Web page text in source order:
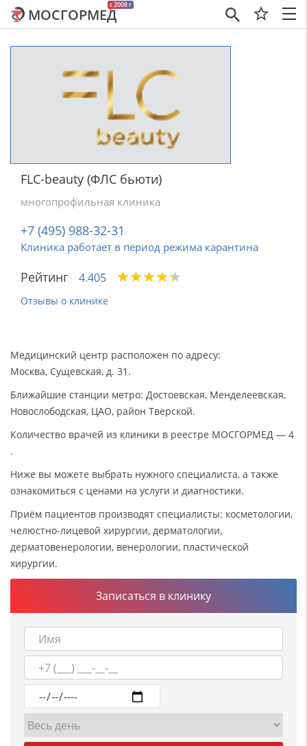
×
c 2008 г
МОСГОРМЕД
FLC-beauty (ФЛС бьюти)
многопрофильная клиника
+7 (495) 988-32-31
Клиника работает в период режима карантина
Рейтинг 4.405 ★★★★★
★★★★★
Отзывы о клинике
Медицинский центр расположен по адресу:
Москва, Сущевская, д. 31.
Ближайшие станции метро: Достоевская, Менделеевская,
Новослободская, ЦАО, район Тверской.
Количество врачей из клиники в реестре МОСГОРМЕД — 4
.
Ниже вы можете выбрать нужного специалиста, а также
ознакомиться с ценами на услуги и диагностики.
Приём пациентов производят специалисты: косметологии,
челюстно-лицевой хирургии, дерматологии,
дерматовенерологии, венерологии, пластической
хирургии.
Записаться в клинику